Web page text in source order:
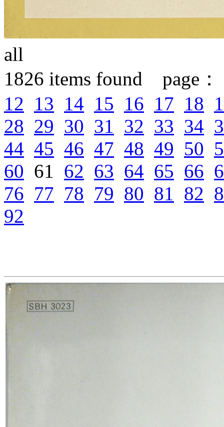
all
1826 items found page：
12 13 14 15 16 17 18
28 29 30 31 32 33 34
44 45 46 47 48 49 50
60 61 62 63 64 65 66
76 77 78 79 80 81 82
92